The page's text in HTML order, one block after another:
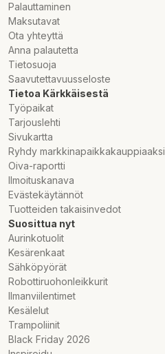
Palauttaminen
Maksutavat
Ota yhteyttä
Anna palautetta
Tietosuoja
Saavutettavuusseloste
Tietoa Kärkkäisestä
Työpaikat
Tarjouslehti
Sivukartta
Ryhdy markkinapaikkakauppiaaksi
Oiva-raportti
Ilmoituskanava
Evästekäytännöt
Tuotteiden takaisinvedot
Suosittua nyt
Aurinkotuolit
Kesärenkaat
Sähköpyörät
Robottiruohonleikkurit
Ilmanviilentimet
Kesälelut
Trampoliinit
Black Friday 2026